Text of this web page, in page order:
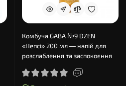
Комбуча GABA №9 DZEN
«Пепсі» 200 мл — напій для
розслаблення та заспокоєння